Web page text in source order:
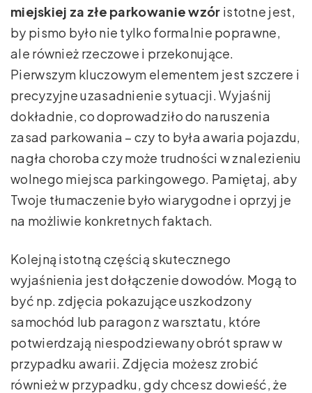
miejskiej za złe parkowanie wzór istotne jest,
by pismo było nie tylko formalnie poprawne,
ale również rzeczowe i przekonujące.
Pierwszym kluczowym elementem jest szczere i
precyzyjne uzasadnienie sytuacji. Wyjaśnij
dokładnie, co doprowadziło do naruszenia
zasad parkowania – czy to była awaria pojazdu,
nagła choroba czy może trudności w znalezieniu
wolnego miejsca parkingowego. Pamiętaj, aby
Twoje tłumaczenie było wiarygodne i oprzyj je
na możliwie konkretnych faktach.
Kolejną istotną częścią skutecznego
wyjaśnienia jest dołączenie dowodów. Mogą to
być np. zdjęcia pokazujące uszkodzony
samochód lub paragon z warsztatu, które
potwierdzają niespodziewany obrót spraw w
przypadku awarii. Zdjęcia możesz zrobić
również w przypadku, gdy chcesz dowieść, że